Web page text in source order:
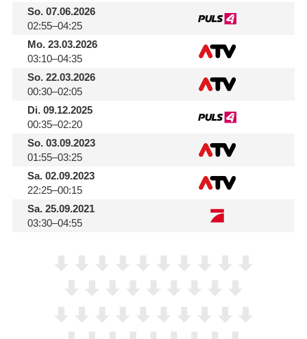
So.07.06.2026
02:55–04:25
Mo.23.03.2026
03:10–04:35
So.22.03.2026
00:30–02:05
Di.09.12.2025
00:35–02:20
So.03.09.2023
01:55–03:25
Sa.02.09.2023
22:25–00:15
Sa.25.09.2021
03:30–04:55